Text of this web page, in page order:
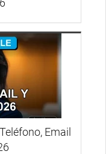
Email